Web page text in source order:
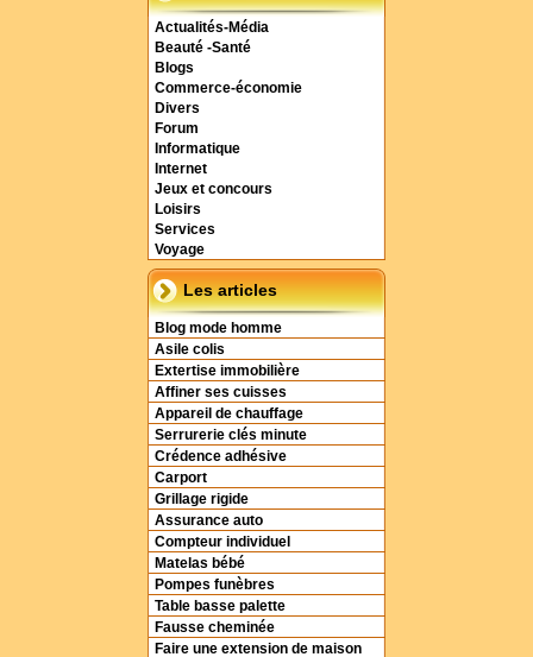
Actualités-Média
Beauté -Santé
Blogs
Commerce-économie
Divers
Forum
Informatique
Internet
Jeux et concours
Loisirs
Services
Voyage
Les articles
Blog mode homme
Asile colis
Extertise immobilière
Affiner ses cuisses
Appareil de chauffage
Serrurerie clés minute
Crédence adhésive
Carport
Grillage rigide
Assurance auto
Compteur individuel
Matelas bébé
Pompes funèbres
Table basse palette
Fausse cheminée
Faire une extension de maison